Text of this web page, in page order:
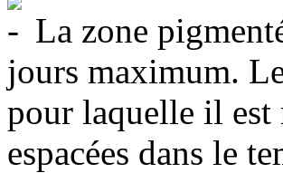
La zone
jours maximum.
pour laquelle il est
espacées dans le